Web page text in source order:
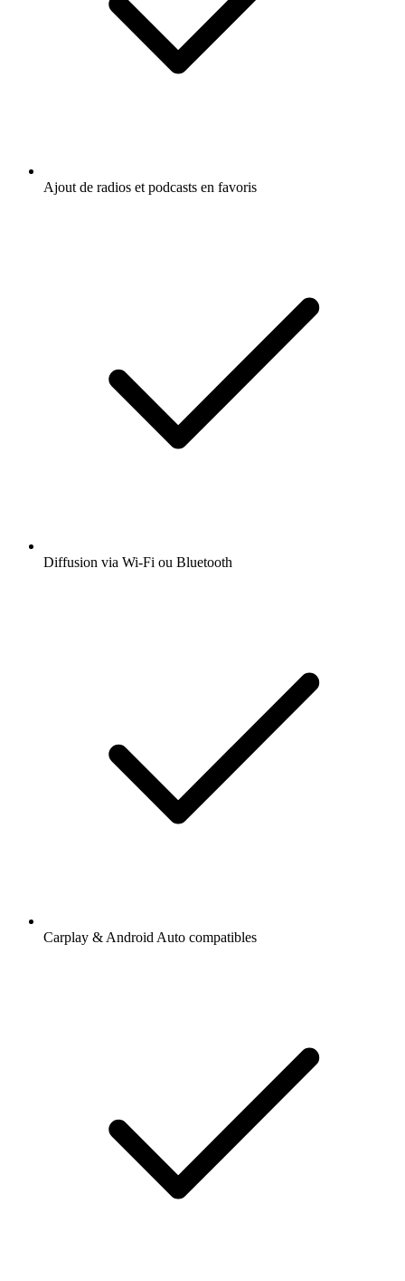
Ajout de radios et podcasts en favoris
Diffusion via Wi-Fi ou Bluetooth
Carplay & Android Auto compatibles